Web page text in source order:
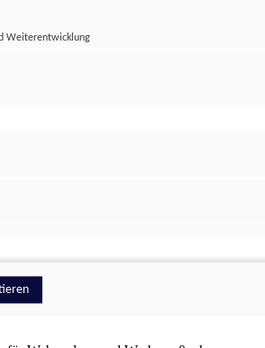
Weiterentwicklung